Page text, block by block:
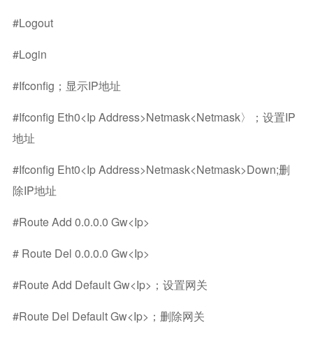
#logout
#login
#ifconfig；显示IP地址
#ifconfig Eth0<ip Address>netmask<netmask〉；设置IP
地址
#ifconfig Eht0<ip Address>netmask<netmask>down;删
除IP地址
#route Add 0.0.0.0 Gw<ip>
# Route Del 0.0.0.0 Gw<ip>
#route Add Default Gw<ip>；设置网关
#route Del Default Gw<ip>；删除网关